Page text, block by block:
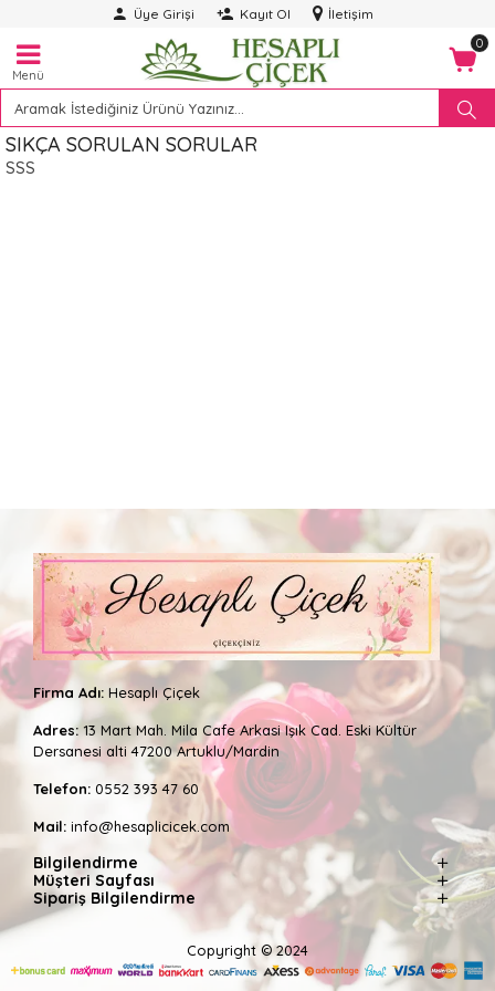
Üye Girişi Kayıt Ol İletişim
Menü
0
SIKÇA SORULAN SORULAR
SSS
Firma Adı: Hesaplı Çiçek
Adres: 13 Mart Mah. Mila Cafe Arkasi Işık Cad. Eski Kültür
Dersanesi alti 47200 Artuklu/Mardin
Telefon: 0552 393 47 60
Mail: info@hesaplicicek.com
Bilgilendirme
Müşteri Sayfası
Sipariş Bilgilendirme
Copyright © 2024